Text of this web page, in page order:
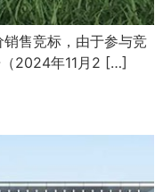
售竞标，由于参与竞
2024年11月2 […]